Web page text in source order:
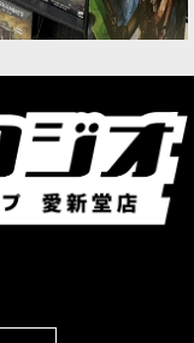
ー[48-69]
力支援ユニットと
は異なり、彼ら
撃を行うことは